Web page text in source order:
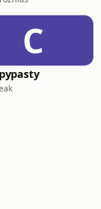
C